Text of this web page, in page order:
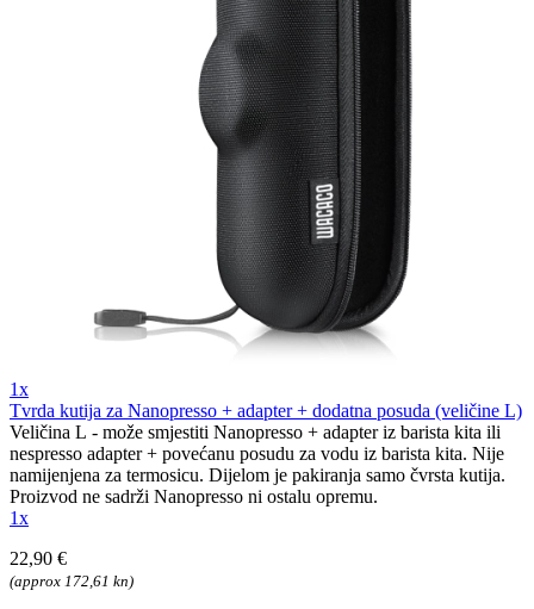
1x
Tvrda kutija za Nanopresso + adapter + dodatna posuda (veličine L)
Veličina L - može smjestiti Nanopresso + adapter iz barista kita ili
nespresso adapter + povećanu posudu za vodu iz barista kita. Nije
namijenjena za termosicu. Dijelom je pakiranja samo čvrsta kutija.
Proizvod ne sadrži Nanopresso ni ostalu opremu.
1x
22,90 €
(approx 172,61 kn)